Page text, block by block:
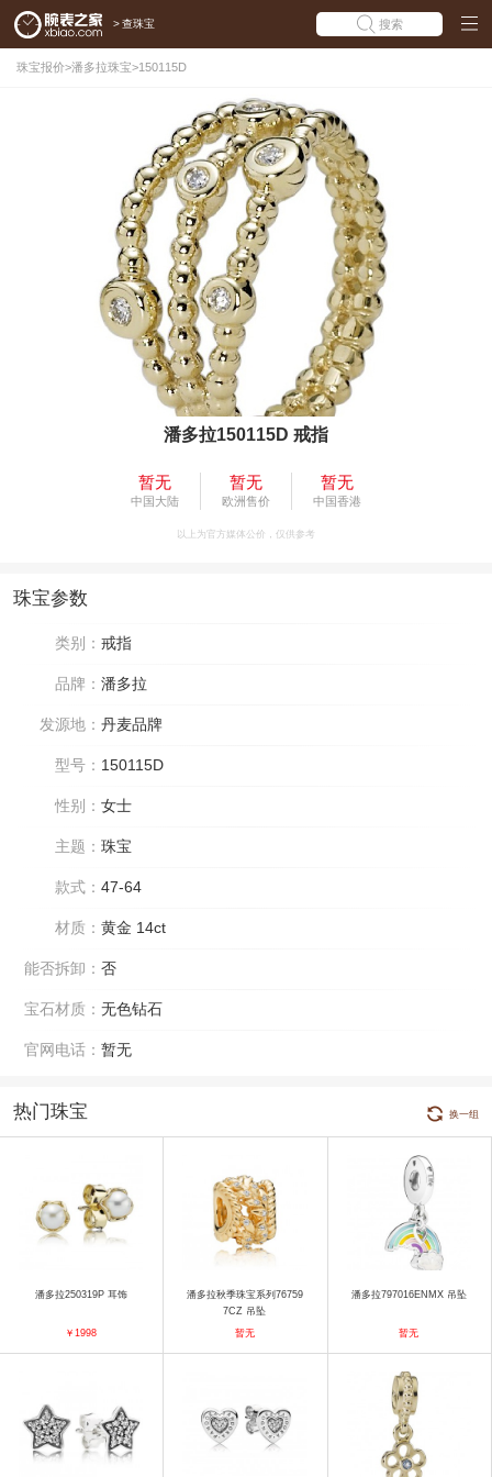
> 查珠宝 搜索
珠宝报价>潘多拉珠宝>150115D
潘多拉150115D 戒指
暂无
中国大陆
暂无
欧洲售价
暂无
中国香港
以上为官方媒体公价，仅供参考
珠宝参数
类别： 戒指
品牌： 潘多拉
发源地： 丹麦品牌
型号： 150115D
性别： 女士
主题： 珠宝
款式： 47-64
材质： 黄金 14ct
能否拆卸： 否
宝石材质： 无色钻石
官网电话： 暂无
热门珠宝 换一组
潘多拉250319P 耳饰
￥1998
潘多拉秋季珠宝系列76759
7CZ 吊坠
暂无
潘多拉797016ENMX 吊坠
暂无